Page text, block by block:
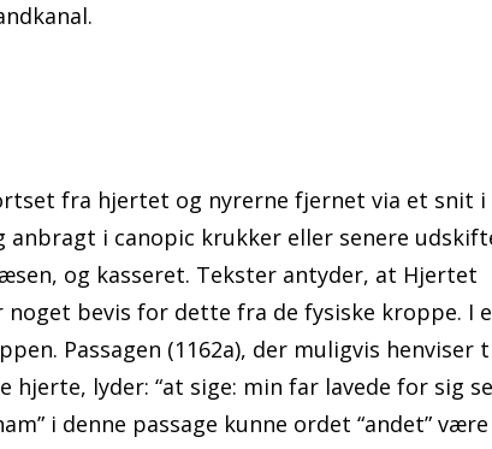
fra hjertet og nyrerne fjernet via et snit i
i canopic krukker eller senere
og kasseret. Tekster antyder, at Hjertet
bevis for dette fra de fysiske kroppe. I
Passagen (1162a), der muligvis henviser
lyder: “at sige: min far lavede for sig
i denne passage kunne ordet “andet” være